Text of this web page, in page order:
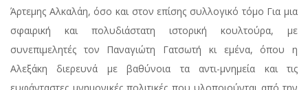
Άρτεμης Αλκαλάη, όσο και στον επίσης συλλογικό τόμο Για μια
σφαιρική και πολυδιάστατη ιστορική κουλτούρα, με
συνεπιμελητές τον Παναγιώτη Γατσωτή κι εμένα, όπου η
Αλεξάκη διερευνά με βαθύνοια τα αντι-μνημεία και τις